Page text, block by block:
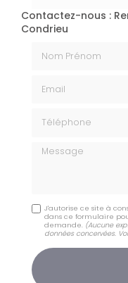
Contactez-nous :
Condrieu
Message
J'autorise ce site à
dans ce formulaire
demande. (Aucune
données concervées.